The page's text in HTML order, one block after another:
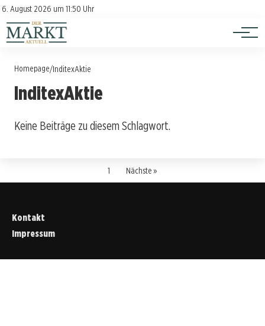
6. August 2026 um 11:50 Uhr
Kontakt
Impressum
Investition
Verbraucherschutz
Homepage/InditexAktie
InditexAktie
Keine Beiträge zu diesem Schlagwort.
1 Nächste »
Kontakt
Impressum